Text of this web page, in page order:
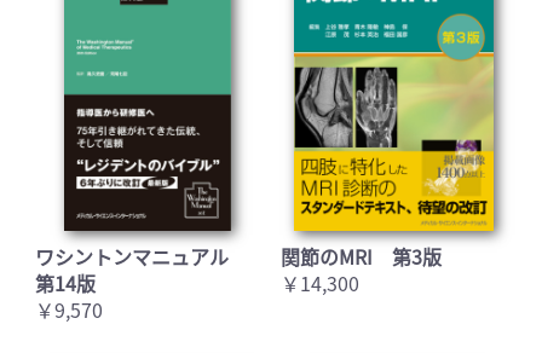
ワシントンマニュアル
第14版
￥9,570
関節のMRI 第3版
￥14,300